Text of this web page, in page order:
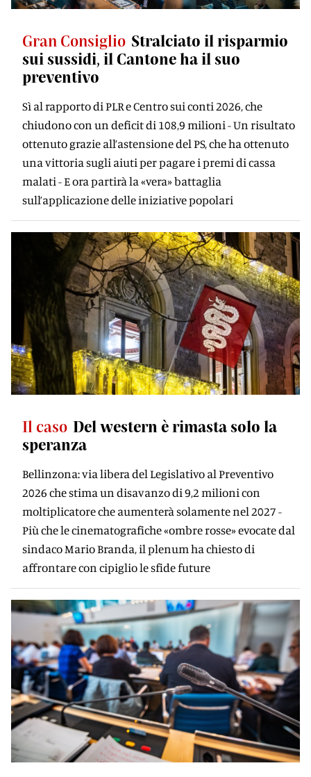
Gran Consiglio Stralciato il risparmio
sui sussidi, il Cantone ha il suo
preventivo
Sì al rapporto di PLR e Centro sui conti 2026, che
chiudono con un deficit di 108,9 milioni - Un risultato
ottenuto grazie all’astensione del PS, che ha ottenuto
una vittoria sugli aiuti per pagare i premi di cassa
malati - E ora partirà la «vera» battaglia
sull’applicazione delle iniziative popolari
Il caso Del western è rimasta solo la
speranza
Bellinzona: via libera del Legislativo al Preventivo
2026 che stima un disavanzo di 9,2 milioni con
moltiplicatore che aumenterà solamente nel 2027 -
Più che le cinematografiche «ombre rosse» evocate dal
sindaco Mario Branda, il plenum ha chiesto di
affrontare con cipiglio le sfide future